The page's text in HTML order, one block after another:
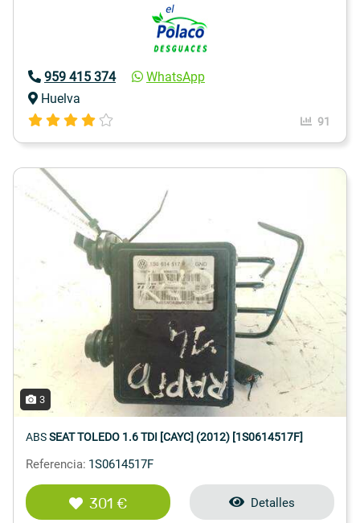
959 415 374
WhatsApp
Huelva
91
3
ABSSEAT TOLEDO 1.6 TDI [CAYC] (2012) [1S0614517F]
Referencia: 1S0614517F
301 € Detalles